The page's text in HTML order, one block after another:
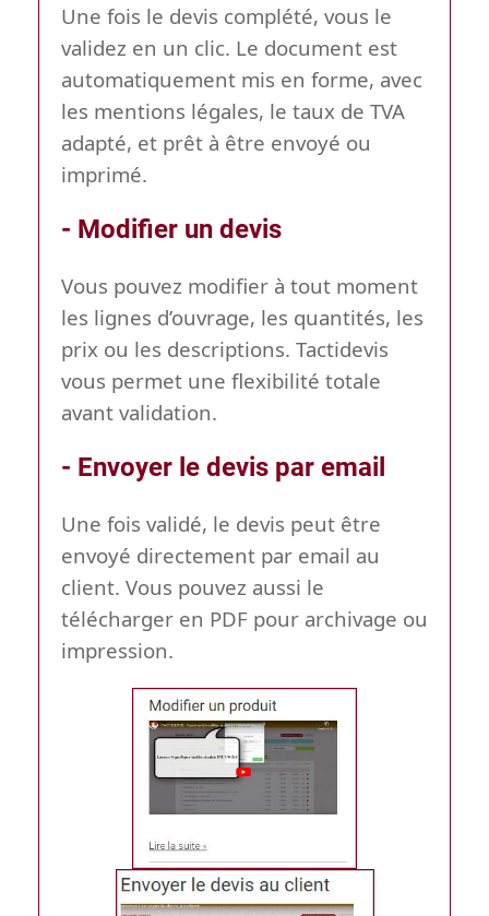
Une fois le devis complété, vous le
validez en un clic. Le document est
automatiquement mis en forme, avec
les mentions légales, le taux de TVA
adapté, et prêt à être envoyé ou
imprimé.
- Modifier un devis
Vous pouvez modifier à tout moment
les lignes d’ouvrage, les quantités, les
prix ou les descriptions. Tactidevis
vous permet une flexibilité totale
avant validation.
- Envoyer le devis par email
Une fois validé, le devis peut être
envoyé directement par email au
client. Vous pouvez aussi le
télécharger en PDF pour archivage ou
impression.